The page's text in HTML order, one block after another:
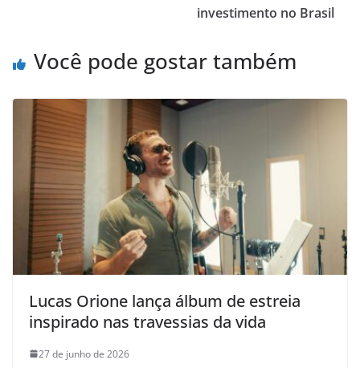
investimento no Brasil
Você pode gostar também
Lucas Orione lança álbum de estreia
inspirado nas travessias da vida
27 de junho de 2026